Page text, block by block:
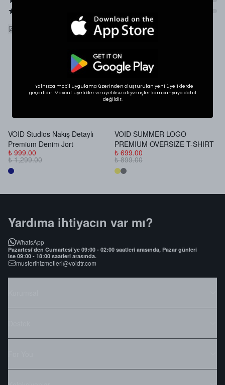
ÜRÜNÜ DEĞERLENDIR
SHOP THE LOOK
VOID Studios Nakış Detaylı
Premium Denim Jort
₺ 999.00
₺ 1,299.00
VOID SUMMER LOGO
PREMIUM OVERSIZE T-SHIRT
₺ 699.00
₺ 899.00
Yardıma ihtiyacın var mı?
WhatsApp
Pazartesi’den Cumartesi’ye 09:00 - 02:00 saatleri arasında, Pazar günleri
ise 09:00 - 18:00 saatleri arasında.
musterihizmetleri@voidtr.com
Yalnızca mobil uygulama üzerinden oluşturulan yeni üyeliklerde
geçerlidir. Mevcut üyelikler ve üyeliksiz alışverişler kampanyaya dahil
değildir.